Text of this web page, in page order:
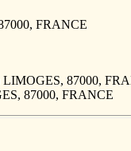
FRANCE
LIMOGES, 87000,
87000, FRANCE